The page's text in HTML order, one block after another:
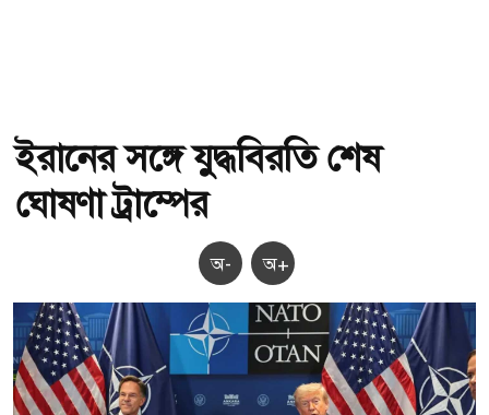
ইরানের সঙ্গে যুদ্ধবিরতি শেষ
ঘোষণা ট্রাম্পের
অ- অ+